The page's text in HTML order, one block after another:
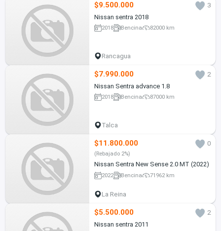
$9.500.000
3
Nissan sentra 2018
2018 Bencina 82000 km
Rancagua
$7.990.000
2
Nissan Sentra advance 1.8
2018 Bencina 87000 km
Talca
$11.800.000 0
(Rebajado 2%)
Nissan Sentra New Sense 2.0 MT (2022)
2022 Bencina 71962 km
La Reina
$5.500.000
2
Nissan sentra 2011